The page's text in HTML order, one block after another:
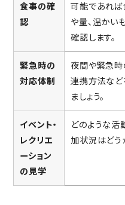
食事の確
認
可能であれば
や量、温かい
確認します。
緊急時の
対応体制
夜間や緊急時
連携方法など
ましょう。
イベント・
レクリエ
ーション
の見学
どのような活
加状況はどう